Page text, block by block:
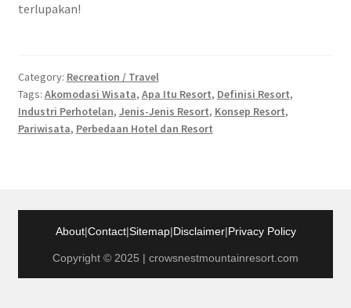
terlupakan!
Category: Recreation / Travel
Tags: Akomodasi Wisata, Apa Itu Resort, Definisi Resort,
Industri Perhotelan, Jenis-Jenis Resort, Konsep Resort,
Pariwisata, Perbedaan Hotel dan Resort
About|Contact|Sitemap|Disclaimer|Privacy Policy
Copyright © 2025 | crowsnestmountainresort.com